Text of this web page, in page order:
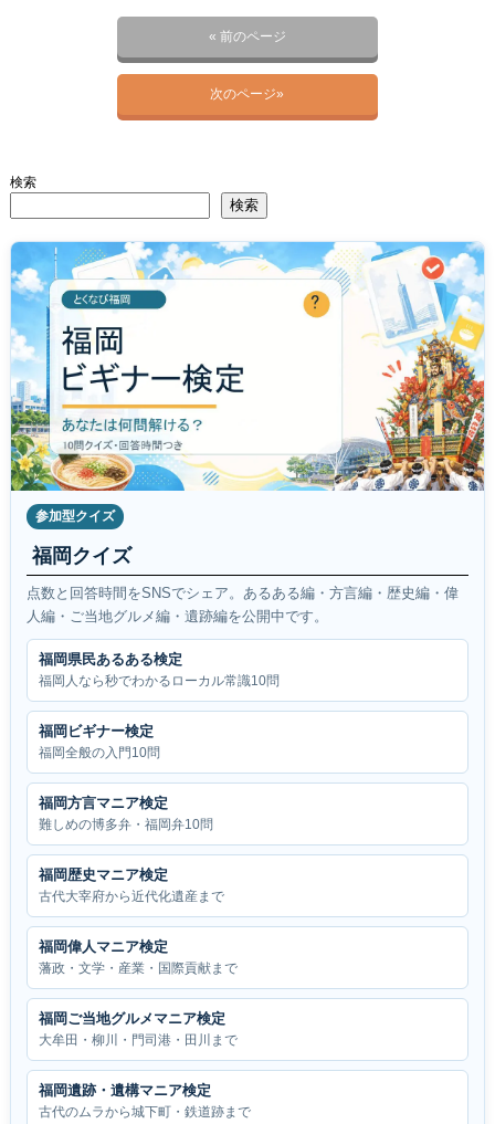
« 前のページ
次のページ»
検索
検索
参加型クイズ
福岡クイズ
点数と回答時間をSNSでシェア。あるある編・方言編・歴史編・偉
人編・ご当地グルメ編・遺跡編を公開中です。
福岡県民あるある検定
福岡人なら秒でわかるローカル常識10問
福岡ビギナー検定
福岡全般の入門10問
福岡方言マニア検定
難しめの博多弁・福岡弁10問
福岡歴史マニア検定
古代大宰府から近代化遺産まで
福岡偉人マニア検定
藩政・文学・産業・国際貢献まで
福岡ご当地グルメマニア検定
大牟田・柳川・門司港・田川まで
福岡遺跡・遺構マニア検定
古代のムラから城下町・鉄道跡まで